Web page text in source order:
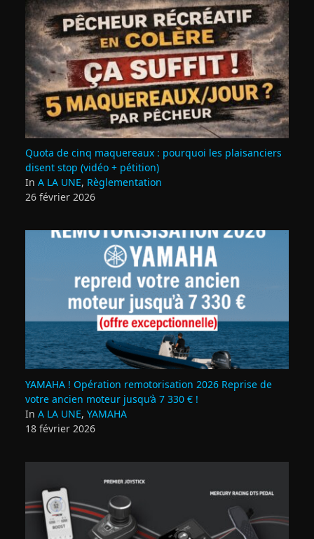
Quota de cinq maquereaux : pourquoi les plaisanciers
disent stop (vidéo + pétition)
In A LA UNE, Règlementation
26 février 2026
YAMAHA ! Opération remotorisation 2026 Reprise de
votre ancien moteur jusqu’à 7 330 € !
In A LA UNE, YAMAHA
18 février 2026